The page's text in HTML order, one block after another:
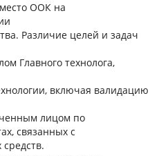
ООК на
Различие целей и задач
Главного технолога,
включая валидацию
лицом по
связанных с